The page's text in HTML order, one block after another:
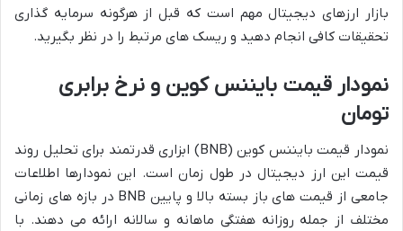
بازار ارزهای دیجیتال مهم است که قبل از هرگونه سرمایه گذاری
تحقیقات کافی انجام دهید و ریسک های مرتبط را در نظر بگیرید.
نمودار قیمت بایننس کوین و نرخ برابری
تومان
نمودار قیمت بایننس کوین (BNB) ابزاری قدرتمند برای تحلیل روند
قیمت این ارز دیجیتال در طول زمان است. این نمودارها اطلاعات
جامعی از قیمت های باز بسته بالا و پایین BNB در بازه های زمانی
مختلف از جمله روزانه هفتگی ماهانه و سالانه ارائه می دهند. با